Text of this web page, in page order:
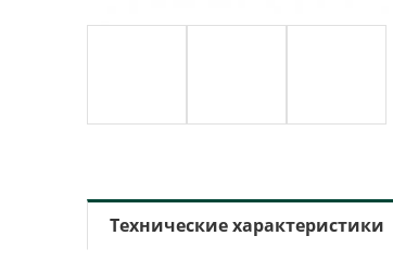
Технические характеристики